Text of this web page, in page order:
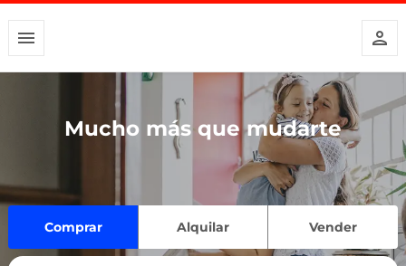
Mucho más que mudarte
Comprar Alquilar Vender